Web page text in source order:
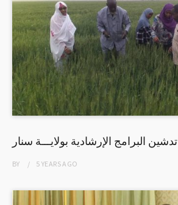
تدشين البرامج الإرشادية بولايـــة سنار
BY 5 YEARSAGO